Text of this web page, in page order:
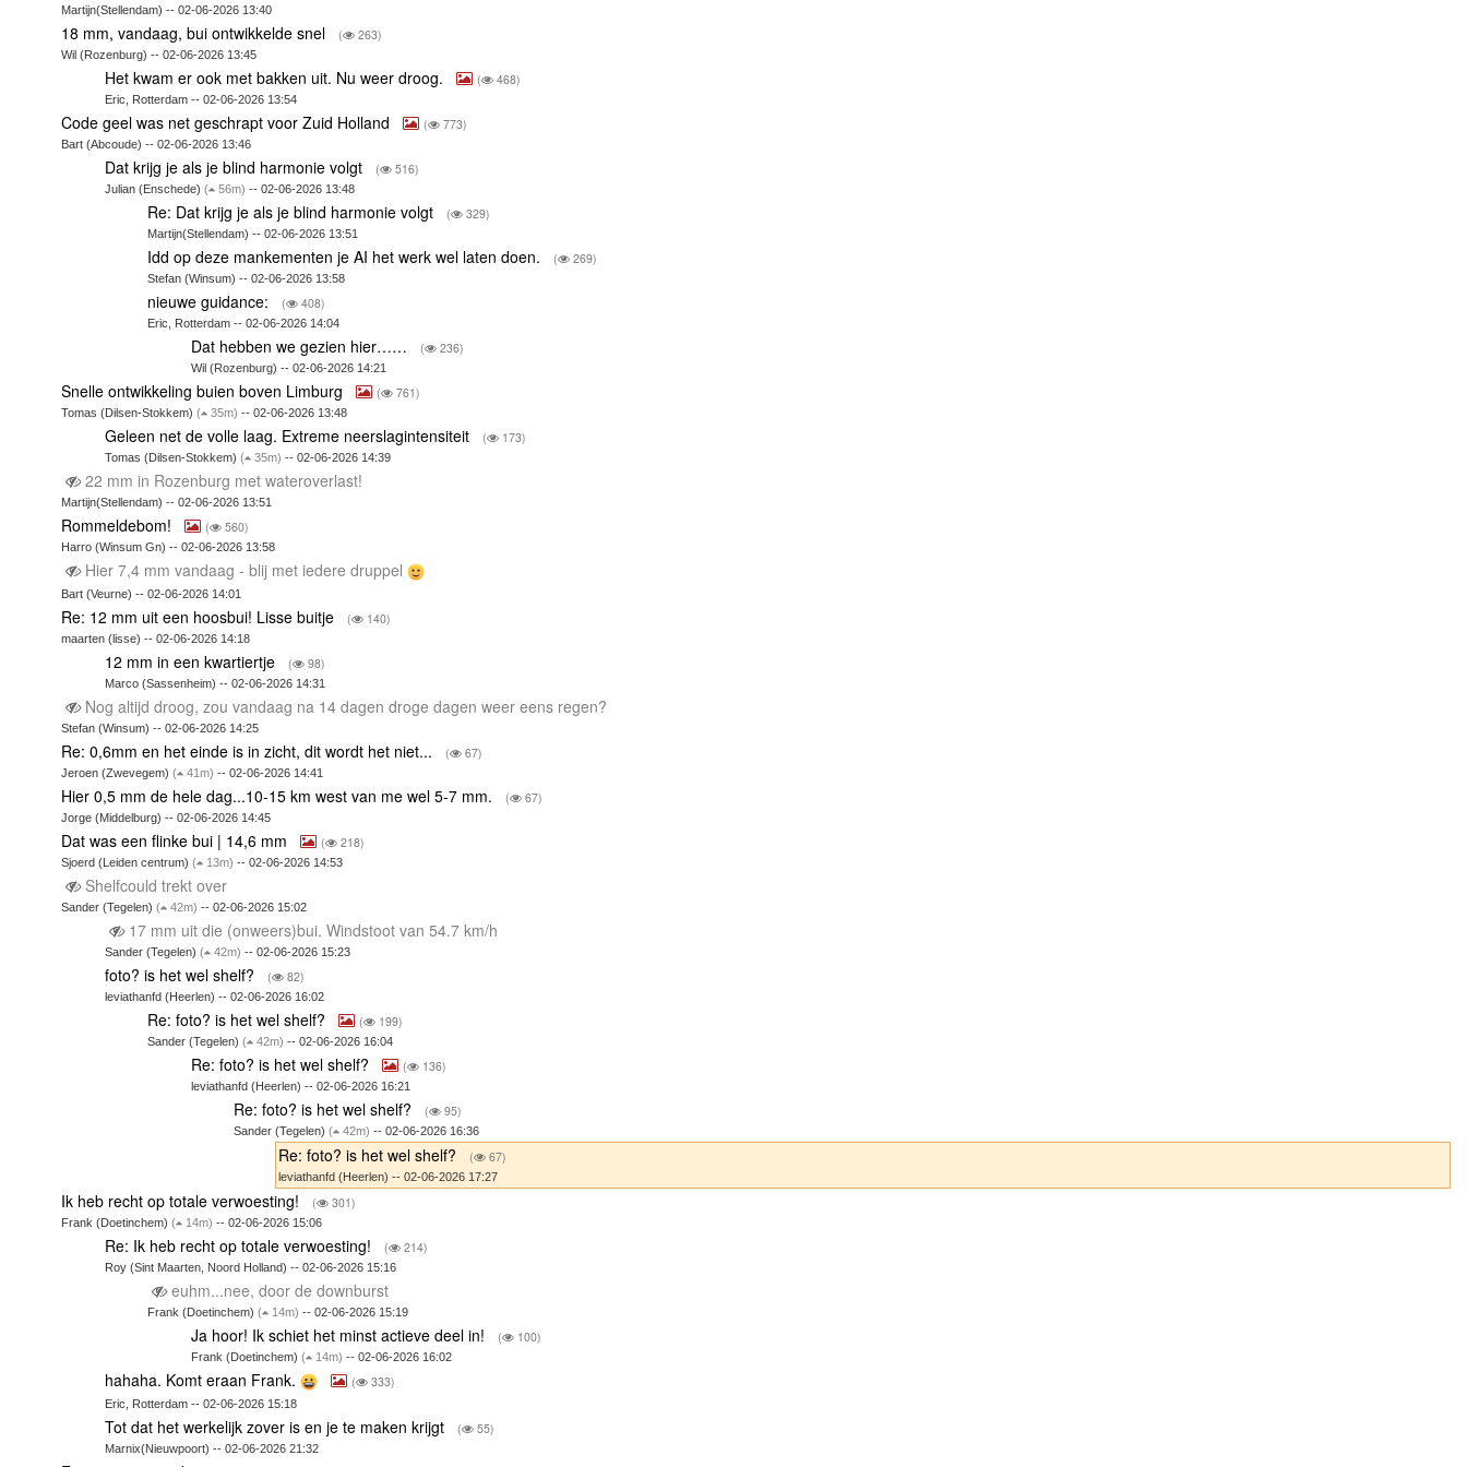
Martijn(Stellendam) -- 02-06-2026 13:40
18 mm, vandaag, bui ontwikkelde snel ( 263)
Wil (Rozenburg) -- 02-06-2026 13:45
Het kwam er ook met bakken uit. Nu weer droog. ( 468)
Eric, Rotterdam -- 02-06-2026 13:54
Code geel was net geschrapt voor Zuid Holland ( 773)
Bart (Abcoude) -- 02-06-2026 13:46
Dat krijg je als je blind harmonie volgt ( 516)
Julian (Enschede) ( 56m) -- 02-06-2026 13:48
Re: Dat krijg je als je blind harmonie volgt ( 329)
Martijn(Stellendam) -- 02-06-2026 13:51
Idd op deze mankementen je AI het werk wel laten doen. ( 269)
Stefan (Winsum) -- 02-06-2026 13:58
nieuwe guidance: ( 408)
Eric, Rotterdam -- 02-06-2026 14:04
Dat hebben we gezien hier…… ( 236)
Wil (Rozenburg) -- 02-06-2026 14:21
Snelle ontwikkeling buien boven Limburg ( 761)
Tomas (Dilsen-Stokkem)( 35m) -- 02-06-2026 13:48
Geleen net de volle laag. Extreme neerslagintensiteit ( 173)
Tomas (Dilsen-Stokkem) ( 35m) -- 02-06-2026 14:39
22 mm in Rozenburg met wateroverlast!
Martijn(Stellendam) -- 02-06-2026 13:51
Rommeldebom! ( 560)
Harro (Winsum Gn) -- 02-06-2026 13:58
Hier 7,4 mm vandaag - blij met iedere druppel
Bart (Veurne) -- 02-06-2026 14:01
Re: 12 mm uit een hoosbui! Lisse buitje ( 140)
maarten (lisse) -- 02-06-2026 14:18
12 mm in een kwartiertje ( 98)
Marco (Sassenheim) -- 02-06-2026 14:31
Nog altijd droog, zou vandaag na 14 dagen droge dagen weer eens regen?
Stefan (Winsum) -- 02-06-2026 14:25
Re: 0,6mm en het einde is in zicht, dit wordt het niet... ( 67)
Jeroen (Zwevegem)( 41m) -- 02-06-2026 14:41
Hier 0,5 mm de hele dag...10-15 km west van me wel 5-7 mm. ( 67)
Jorge (Middelburg) -- 02-06-2026 14:45
Dat was een flinke bui | 14,6 mm ( 218)
Sjoerd (Leiden centrum)( 13m) -- 02-06-2026 14:53
Shelfcould trekt over
Sander (Tegelen)( 42m) -- 02-06-2026 15:02
17 mm uit die (onweers)bui. Windstoot van 54.7 km/h
Sander (Tegelen) ( 42m) -- 02-06-2026 15:23
foto? is het wel shelf? ( 82)
leviathanfd (Heerlen) -- 02-06-2026 16:02
Re: foto? is het wel shelf? ( 199)
Sander (Tegelen)( 42m) -- 02-06-2026 16:04
Re: foto? is het wel shelf? ( 136)
leviathanfd (Heerlen) -- 02-06-2026 16:21
Re: foto? is het wel shelf? ( 95)
Sander (Tegelen)( 42m) -- 02-06-2026 16:36
Re: foto? is het wel shelf? ( 67)
leviathanfd (Heerlen) -- 02-06-2026 17:27
Ik heb recht op totale verwoesting! ( 301)
Frank (Doetinchem)( 14m) -- 02-06-2026 15:06
Re: Ik heb recht op totale verwoesting! ( 214)
Roy (Sint Maarten, Noord Holland) -- 02-06-2026 15:16
euhm...nee, door de downburst
Frank (Doetinchem)( 14m) -- 02-06-2026 15:19
Ja hoor! Ik schiet het minst actieve deel in! ( 100)
Frank (Doetinchem) ( 14m) -- 02-06-2026 16:02
hahaha. Komt eraan Frank. ( 333)
Eric, Rotterdam -- 02-06-2026 15:18
Tot dat het werkelijk zover is en je te maken krijgt ( 55)
Marnix(Nieuwpoort) -- 02-06-2026 21:32